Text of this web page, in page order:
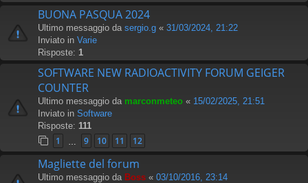
BUONA PASQUA 2024
Ultimo messaggio da sergio.g « 31/03/2024, 21:22
Inviato in Varie
Risposte: 1
SOFTWARE NEW RADIOACTIVITY FORUM GEIGER
COUNTER
Ultimo messaggio da marconmeteo « 15/02/2025, 21:51
Inviato in Software
Risposte: 111
1 9 10 11 12
Magliette del forum
Ultimo messaggio da Boss « 03/10/2016, 23:14